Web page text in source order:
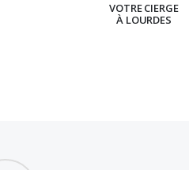
VOTRE CIERGE
À LOURDES